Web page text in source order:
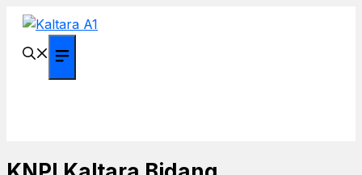
Langsung